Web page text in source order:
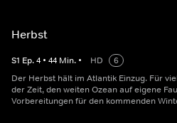
Herbst
S1 Ep.4 • 44 Min. • HD
6
Der Herbst hält im Atlantik Einzug. Für
der Zeit, den weiten Ozean auf eigene
Vorbereitungen für den kommenden